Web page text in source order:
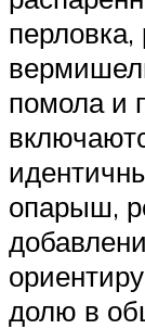
перловка,
помола и
опарыш,
долю в